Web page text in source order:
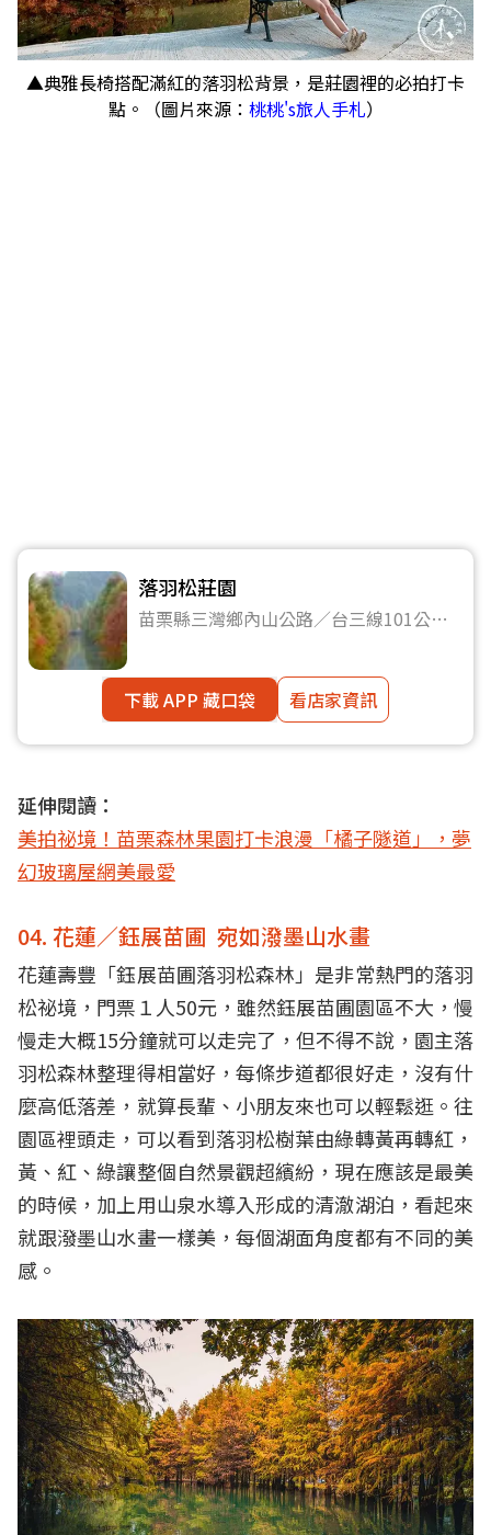
▲典雅長椅搭配滿紅的落羽松背景，是莊園裡的必拍打卡
點。（圖片來源： 桃桃's旅人手札）
落羽松莊園
苗栗縣三灣鄉內山公路／台三線101公里
下載 APP 藏口袋 看店家資訊
延伸閱讀：
美拍祕境！苗栗森林果園打卡浪漫「橘子隧道」，夢
幻玻璃屋網美最愛
04. 花蓮／鈺展苗圃 宛如潑墨山水畫
花蓮壽豐「鈺展苗圃落羽松森林」是非常熱門的落羽
松祕境，門票１人50元，雖然鈺展苗圃園區不大，慢
慢走大概15分鐘就可以走完了，但不得不說，園主落
羽松森林整理得相當好，每條步道都很好走，沒有什
麼高低落差，就算長輩、小朋友來也可以輕鬆逛。往
園區裡頭走，可以看到落羽松樹葉由綠轉黃再轉紅，
黃、紅、綠讓整個自然景觀超繽紛，現在應該是最美
的時候，加上用山泉水導入形成的清澈湖泊，看起來
就跟潑墨山水畫一樣美，每個湖面角度都有不同的美
感。